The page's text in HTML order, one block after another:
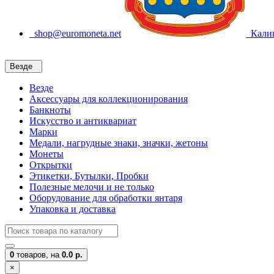
shop@euromoneta.net
Везде
Везде
Аксессуары для коллекционирования
Банкноты
Искусство и антиквариат
Марки
Медали, нагрудные знаки, значки, жетоны
Монеты
Открытки
Этикетки, Бутылки, Пробки
Полезные мелочи и не только
Оборудование для обработки янтаря
Упаковка и доставка
0 товаров, на 0.0 р.
×